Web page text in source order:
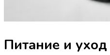
Питание и уход